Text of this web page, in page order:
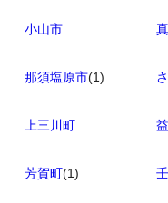
小山市
那須塩原市(1)
上三川町
芳賀町(1)